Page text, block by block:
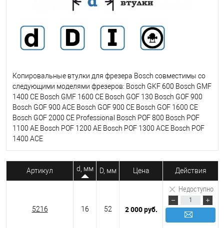
Копировальные втулки для фрезера Bosch совместимы со
следующими моделями фрезеров: Bosch GKF 600 Bosch GMF
1400 CE Bosch GMF 1600 CE Bosch GOF 130 Bosch GOF 900
Bosch GOF 900 ACE Bosch GOF 900 CE Bosch GOF 1600 CE
Bosch GOF 2000 CE Professional Bosch POF 800 Bosch POF
1100 AE Bosch POF 1200 AE Bosch POF 1300 ACE Bosch POF
1400 ACE
Артикул d, мм D, мм Цена Действия
5216 16 52 2 000 руб.
Недоступно